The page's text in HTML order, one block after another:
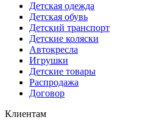
Детская одежда
Детская обувь
Детский транспорт
Детские коляски
Автокресла
Игрушки
Детские товары
Распродажа
Договор
Клиентам